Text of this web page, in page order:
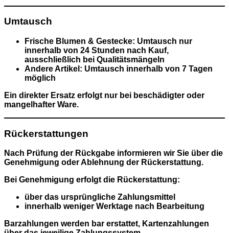
Umtausch
Frische Blumen & Gestecke: Umtausch nur
innerhalb von 24 Stunden nach Kauf,
ausschließlich bei Qualitätsmängeln
Andere Artikel: Umtausch innerhalb von 7 Tagen
möglich
Ein direkter Ersatz erfolgt nur bei beschädigter oder
mangelhafter Ware.
Rückerstattungen
Nach Prüfung der Rückgabe informieren wir Sie über die
Genehmigung oder Ablehnung der Rückerstattung.
Bei Genehmigung erfolgt die Rückerstattung:
über das ursprüngliche Zahlungsmittel
innerhalb weniger Werktage nach Bearbeitung
Barzahlungen werden bar erstattet, Kartenzahlungen